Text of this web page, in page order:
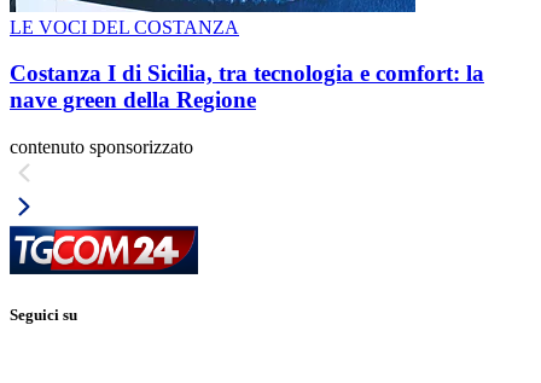
LE VOCI DEL COSTANZA
Costanza I di Sicilia, tra tecnologia e comfort: la
nave green della Regione
contenuto sponsorizzato
Seguici su